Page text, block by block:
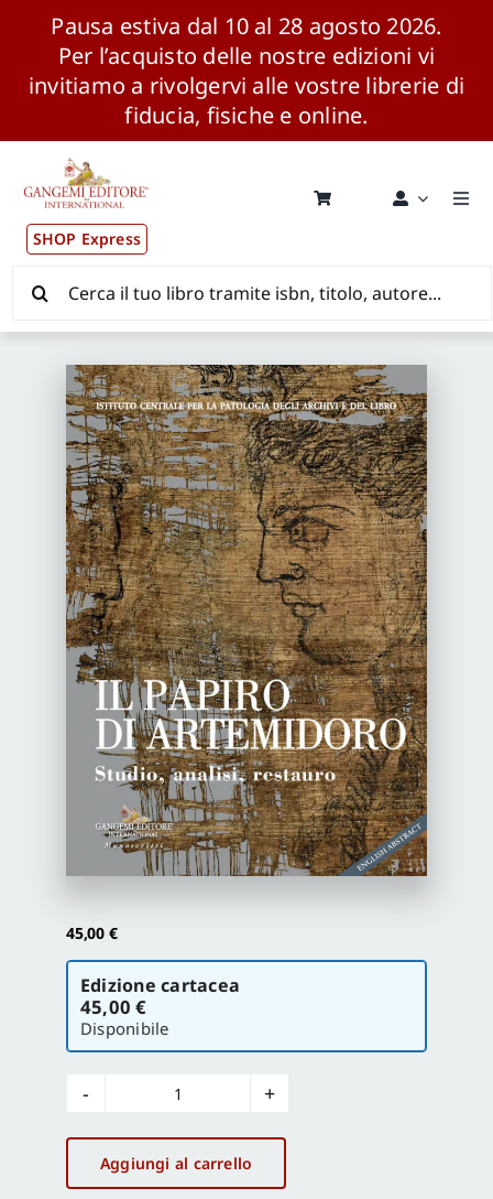
Pausa estiva dal 10 al 28 agosto 2026.
Per l’acquisto delle nostre edizioni vi
invitiamo a rivolgervi alle vostre librerie di
fiducia, fisiche e online.
contenuto
SHOP Express
Pubblicazioni
News ed Eventi
Distribuzione Wolrdwide
CONSIP / MEPA / ANVUR / CINECA
Newsletter
Autori
Proposte di pubblicazione
Gangemi Editore
Newsletter
per:
45,00 €
Scegli
versione
Edizione cartacea
45,00 €
Disponibile
Il
papiro
di
Artemidoro
Aggiungi al carrello